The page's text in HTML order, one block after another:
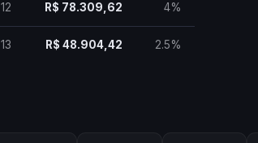
12 R$ 78.309,62 4%
13 R$ 48.904,42 2.5%